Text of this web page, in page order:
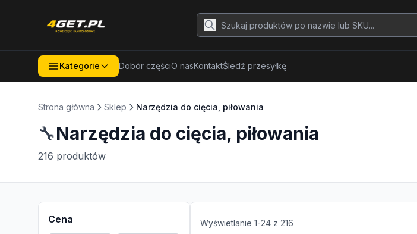
Kategorie Dobór częściO nasKontaktŚledź przesyłkę
Strona główna Sklep Narzędzia do cięcia, piłowania
🔧Narzędzia do cięcia, piłowania
216 produktów
Cena Wyświetlanie 1-24 z 216